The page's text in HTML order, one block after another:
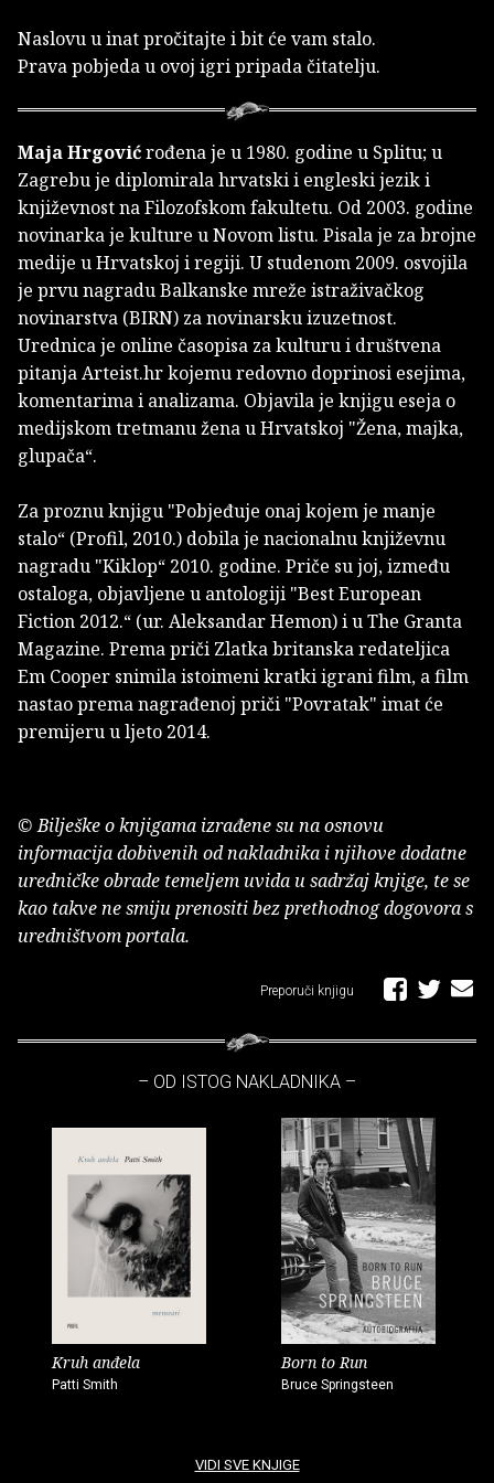
Naslovu u inat pročitajte i bit će vam stalo.
Prava pobjeda u ovoj igri pripada čitatelju.
Maja Hrgovićrođena je u 1980. godine u Splitu; u
Zagrebu je diplomirala hrvatski i engleski jezik i
književnost na Filozofskom fakultetu. Od 2003. godine
novinarka je kulture u Novom listu. Pisala je za brojne
medije u Hrvatskoj i regiji. U studenom 2009. osvojila
je prvu nagradu Balkanske mreže istraživačkog
novinarstva (BIRN) za novinarsku izuzetnost.
Urednica je online časopisa za kulturu i društvena
pitanja Arteist.hr kojemu redovno doprinosi esejima,
komentarima i analizama. Objavila je knjigu eseja o
medijskom tretmanu žena u Hrvatskoj "Žena, majka,
glupača“.
Za proznu knjigu "Pobjeđuje onaj kojem je manje
stalo“ (Profil, 2010.) dobila je nacionalnu književnu
nagradu "Kiklop“ 2010. godine. Priče su joj, između
ostaloga, objavljene u antologiji "Best European
Fiction 2012.“ (ur. Aleksandar Hemon) i u The Granta
Magazine. Prema priči Zlatka britanska redateljica
Em Cooper snimila istoimeni kratki igrani film, a film
nastao prema nagrađenoj priči "Povratak" imat će
premijeru u ljeto 2014.
© Bilješke o knjigama izrađene su na osnovu
informacija dobivenih od nakladnika i njihove dodatne
uredničke obrade temeljem uvida u sadržaj knjige, te se
kao takve ne smiju prenositi bez prethodnog dogovora s
uredništvom portala.
Preporuči knjigu
– OD ISTOG NAKLADNIKA –
Kruh anđela
Patti Smith
Born to Run
Bruce Springsteen
VIDI SVE KNJIGE